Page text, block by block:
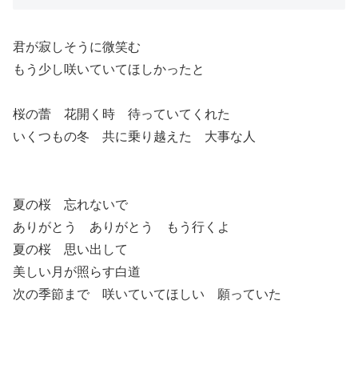
君が寂しそうに微笑む
もう少し咲いていてほしかったと
桜の蕾 花開く時 待っていてくれた
いくつもの冬 共に乗り越えた 大事な人
夏の桜 忘れないで
ありがとう ありがとう もう行くよ
夏の桜 思い出して
美しい月が照らす白道
次の季節まで 咲いていてほしい 願っていた